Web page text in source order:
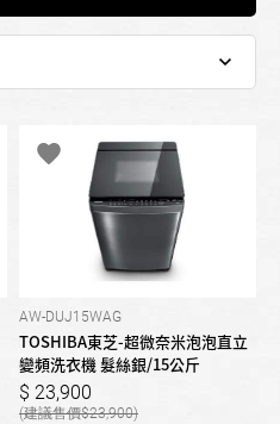
AW-DUJ15WAG
TOSHIBA東芝-超微奈米泡泡直立
變頻洗衣機 髮絲銀/15公斤
23,900
23,900